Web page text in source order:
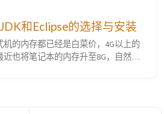
索的过程中才知道需要修改如下两个
和Eclipse的选择与安装
的内存都已经是白菜价，4G以上的
也将笔记本的内存升至8G，自然想